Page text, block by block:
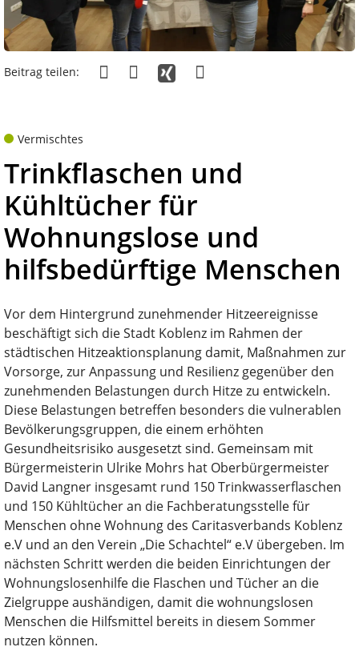
Beitrag teilen:
Vermischtes
Trinkflaschen und
Kühltücher für
Wohnungslose und
hilfsbedürftige Menschen
Vor dem Hintergrund zunehmender Hitzeereignisse
beschäftigt sich die Stadt Koblenz im Rahmen der
städtischen Hitzeaktionsplanung damit, Maßnahmen zur
Vorsorge, zur Anpassung und Resilienz gegenüber den
zunehmenden Belastungen durch Hitze zu entwickeln.
Diese Belastungen betreffen besonders die vulnerablen
Bevölkerungsgruppen, die einem erhöhten
Gesundheitsrisiko ausgesetzt sind. Gemeinsam mit
Bürgermeisterin Ulrike Mohrs hat Oberbürgermeister
David Langner insgesamt rund 150 Trinkwasserflaschen
und 150 Kühltücher an die Fachberatungsstelle für
Menschen ohne Wohnung des Caritasverbands Koblenz
e.V und an den Verein „Die Schachtel“ e.V übergeben. Im
nächsten Schritt werden die beiden Einrichtungen der
Wohnungslosenhilfe die Flaschen und Tücher an die
Zielgruppe aushändigen, damit die wohnungslosen
Menschen die Hilfsmittel bereits in diesem Sommer
nutzen können.